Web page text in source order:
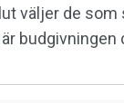
väljer de
budgivningen